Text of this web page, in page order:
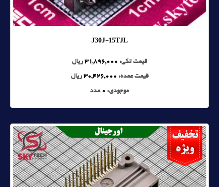
J30J-15TJL
قیمت تکی: 31,896,000 ریال
قیمت عمده: 30,426,000 ریال
موجودی: 0 عدد